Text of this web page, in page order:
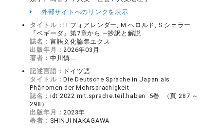
外部サイトへのリンクを表示
タイトル：H.フォアレンダー, M.ヘロルド, S.シェラー
『ペギーダ』第7章から ―抄訳と解説
誌名： 言語文化論集エクス
出版年月：2026年03月
著者： 中川慎二
記述言語： ドイツ語
タイトル：Die Deutsche Sprache in Japan als
Phänomen der Mehrsprachigkeit
誌名： idt 2022 mit.sprache.teil.haben 5巻 （頁 287 ～
298）
出版年月：2023年
著者： SHINJI NAKAGAWA